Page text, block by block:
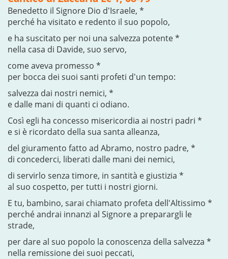
Benedetto il Signore Dio d'Israele, *
perché ha visitato e redento il suo popolo,
e ha suscitato per noi una salvezza potente *
nella casa di Davide, suo servo,
come aveva promesso *
per bocca dei suoi santi profeti d'un tempo:
salvezza dai nostri nemici, *
e dalle mani di quanti ci odiano.
Così egli ha concesso misericordia ai nostri padri *
e si è ricordato della sua santa alleanza,
del giuramento fatto ad Abramo, nostro padre, *
di concederci, liberati dalle mani dei nemici,
di servirlo senza timore, in santità e giustizia *
al suo cospetto, per tutti i nostri giorni.
E tu, bambino, sarai chiamato profeta dell'Altissimo *
perché andrai innanzi al Signore a preparargli le
strade,
per dare al suo popolo la conoscenza della salvezza *
nella remissione dei suoi peccati,